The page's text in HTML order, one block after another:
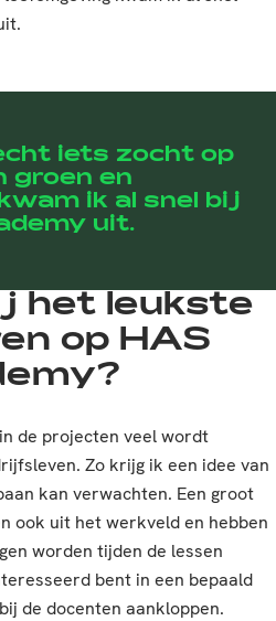
iets zocht op
groen en
ik al snel bij
uit.
het leukste
op HAS
de projecten veel wordt
Zo krijg ik een idee van
kan verwachten. Een groot
ook uit het werkveld en hebben
worden tijden de lessen
bent in een bepaald
de docenten aankloppen.